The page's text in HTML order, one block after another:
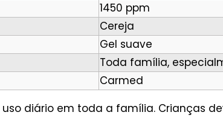
1450 ppm
Cereja
Gel suave
Toda família,
Carmed
diário em toda a família. Crianças